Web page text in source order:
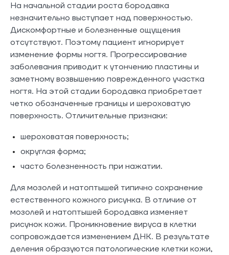
На начальной стадии роста бородавка
незначительно выступает над поверхностью.
Дискомфортные и болезненные ощущения
отсутствуют. Поэтому пациент игнорирует
изменение формы ногтя. Прогрессирование
заболевания приводит к утончению пластины и
заметному возвышению поврежденного участка
ногтя. На этой стадии бородавка приобретает
четко обозначенные границы и шероховатую
поверхность. Отличительные признаки:
шероховатая поверхность;
округлая форма;
часто болезненность при нажатии.
Для мозолей и натоптышей типично сохранение
естественного кожного рисунка. В отличие от
мозолей и натоптышей бородавка изменяет
рисунок кожи. Проникновение вируса в клетки
сопровождается изменением ДНК. В результате
деления образуются патологические клетки кожи,